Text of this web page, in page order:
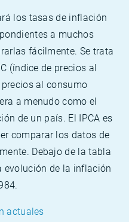
los tasas de inflación
a muchos
fácilmente. Se trata
(índice de precios al
al consumo
a menudo como el
de un país. El IPCA es
comparar los datos de
Debajo de la tabla
evolución de la inflación
actuales